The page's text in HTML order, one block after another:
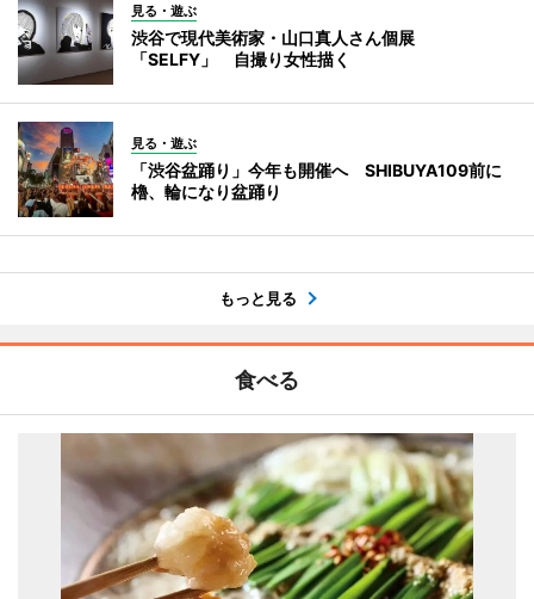
見る・遊ぶ
渋谷で現代美術家・山口真人さん個展
「SELFY」 自撮り女性描く
見る・遊ぶ
「渋谷盆踊り」今年も開催へ SHIBUYA109前に
櫓、輪になり盆踊り
もっと見る
食べる